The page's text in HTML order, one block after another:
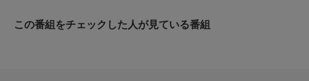
た〜
この番組をチェックした人が見ている番組